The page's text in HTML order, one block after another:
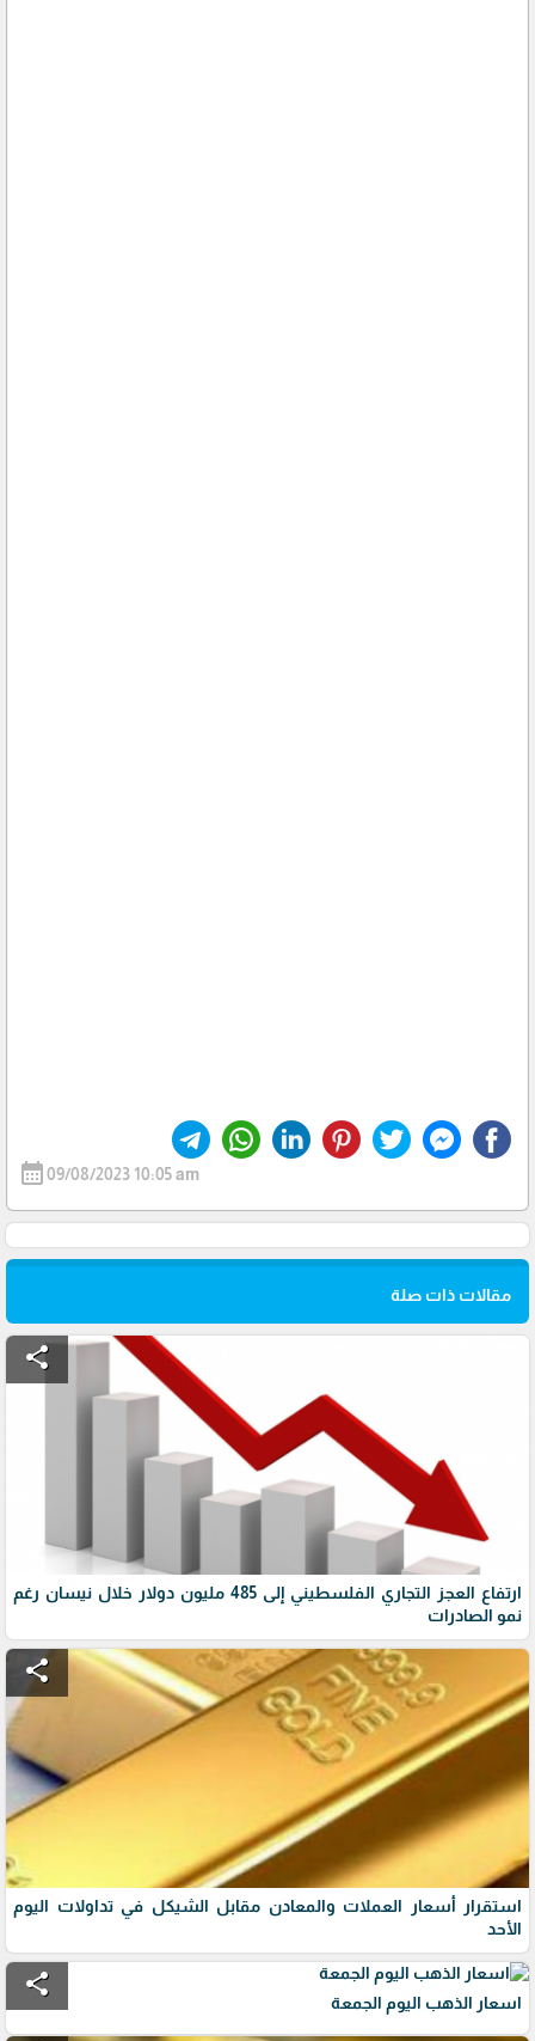
calendar_month09/08/2023 10:05 am
مقالات ذات صلة
share
ارتفاع العجز التجاري الفلسطيني إلى 485 مليون دولار خلال نيسان رغم
نمو الصادرات
share
استقرار أسعار العملات والمعادن مقابل الشيكل في تداولات اليوم
الأحد
share
اسعار الذهب اليوم الجمعة